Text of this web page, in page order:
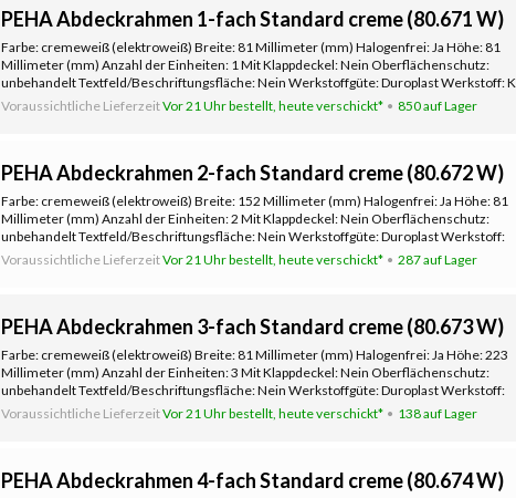
PEHA Abdeckrahmen 1-fach Standard creme (80.671 W)
Farbe: cremeweiß (elektroweiß) Breite: 81 Millimeter (mm) Halogenfrei: Ja Höhe: 81
Millimeter (mm) Anzahl der Einheiten: 1 Mit Klappdeckel: Nein Oberflächenschutz:
unbehandelt Textfeld/Beschriftungsfläche: Nein Werkstoffgüte: Duroplast Werkstoff: K
Voraussichtliche LieferzeitVor 21 Uhr bestellt, heute verschickt* 850 auf Lager
PEHA Abdeckrahmen 2-fach Standard creme (80.672 W)
Farbe: cremeweiß (elektroweiß) Breite: 152 Millimeter (mm) Halogenfrei: Ja Höhe: 81
Millimeter (mm) Anzahl der Einheiten: 2 Mit Klappdeckel: Nein Oberflächenschutz:
unbehandelt Textfeld/Beschriftungsfläche: Nein Werkstoffgüte: Duroplast Werkstoff:
Voraussichtliche LieferzeitVor 21 Uhr bestellt, heute verschickt* 287 auf Lager
PEHA Abdeckrahmen 3-fach Standard creme (80.673 W)
Farbe: cremeweiß (elektroweiß) Breite: 81 Millimeter (mm) Halogenfrei: Ja Höhe: 223
Millimeter (mm) Anzahl der Einheiten: 3 Mit Klappdeckel: Nein Oberflächenschutz:
unbehandelt Textfeld/Beschriftungsfläche: Nein Werkstoffgüte: Duroplast Werkstoff:
Voraussichtliche LieferzeitVor 21 Uhr bestellt, heute verschickt* 138 auf Lager
PEHA Abdeckrahmen 4-fach Standard creme (80.674 W)